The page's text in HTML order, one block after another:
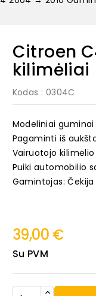
Citroen
kilimėliai
Kodas : 0304C
Modeliniai
Pagaminti iš
Vairuotojo
Puiki automobilio
Gamintojas: Čekija
39,00 €
Su PVM